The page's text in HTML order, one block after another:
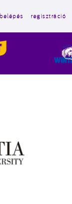
belépés regisztráció